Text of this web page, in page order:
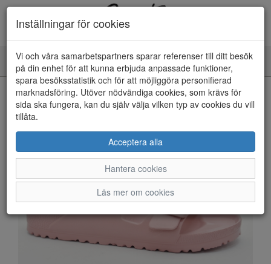
Toggle
navigation
HEM
Inställningar för cookies
Vi och våra samarbetspartners sparar referenser till ditt besök
på din enhet för att kunna erbjuda anpassade funktioner,
spara besöksstatistik och för att möjliggöra personifierad
marknadsföring. Utöver nödvändiga cookies, som krävs för
sida ska fungera, kan du själv välja vilken typ av cookies du vill
tillåta.
Acceptera alla
Hantera cookies
Läs mer om cookies